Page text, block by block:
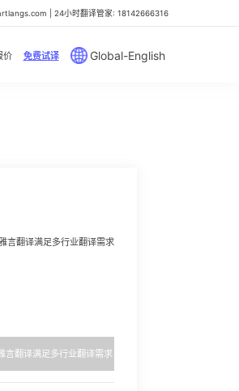
| 24小时翻译管家: 18142666316
价 免费试译 Global-English
言翻译满足多行业翻译需求